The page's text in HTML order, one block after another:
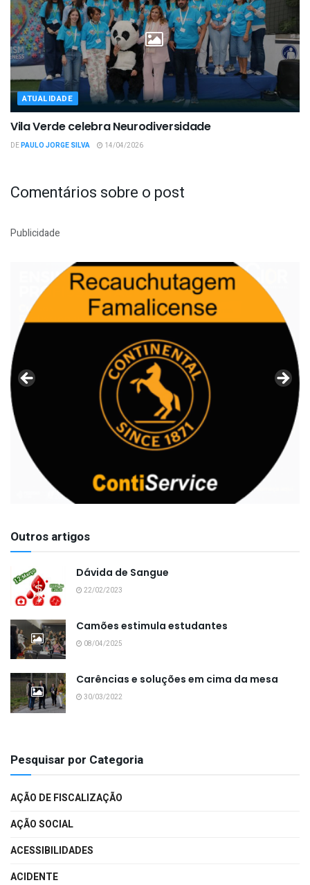
ATUALIDADE
Vila Verde celebra Neurodiversidade
DEPAULO JORGE SILVA 14/04/2026
Comentários sobre o post
Publicidade
Outros artigos
Dávida de Sangue
22/02/2023
Camões estimula estudantes
08/04/2025
Carências e soluções em cima da mesa
30/03/2022
Pesquisar por Categoria
AÇÃO DE FISCALIZAÇÃO
AÇÃO SOCIAL
ACESSIBILIDADES
ACIDENTE